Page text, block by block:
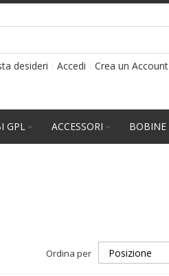
desideri Accedi Crea un Account
GPL ACCESSORI BOBINE
Ordina per